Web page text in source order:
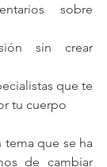
sobre
sin crear
que te
tu cuerpo
que se ha
de cambiar